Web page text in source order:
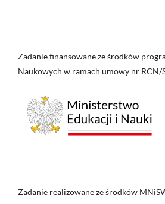
Zadanie finansowane ze środków
Naukowych w ramach umowy nr
Zadanie realizowane ze środków